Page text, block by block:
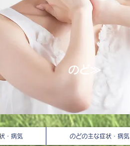
​のど≫
・病気 のどの主な症状・病気